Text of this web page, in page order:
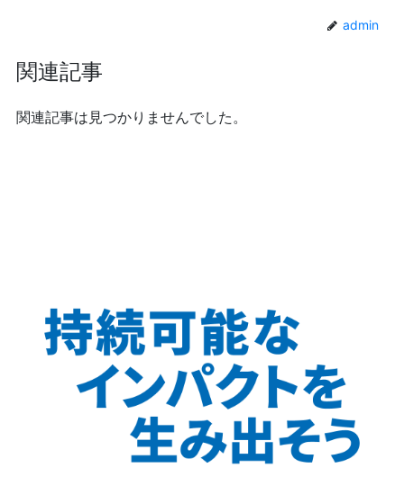
admin
関連記事
関連記事は見つかりませんでした。